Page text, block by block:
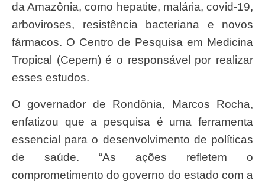
da Amazônia, como hepatite, malária, covid-19,
arboviroses, resistência bacteriana e novos
fármacos. O Centro de Pesquisa em Medicina
Tropical (Cepem) é o responsável por realizar
esses estudos.
O governador de Rondônia, Marcos Rocha,
enfatizou que a pesquisa é uma ferramenta
essencial para o desenvolvimento de políticas
de saúde. “As ações refletem o
comprometimento do governo do estado com a